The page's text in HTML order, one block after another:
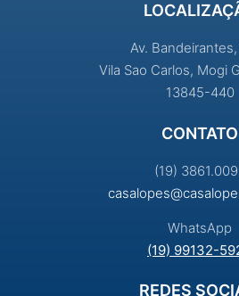
Av.
Vila Sao Carlos, Mogi
13845-440
CONTATO
(19)
WhatsApp
(19) 99132-
REDES